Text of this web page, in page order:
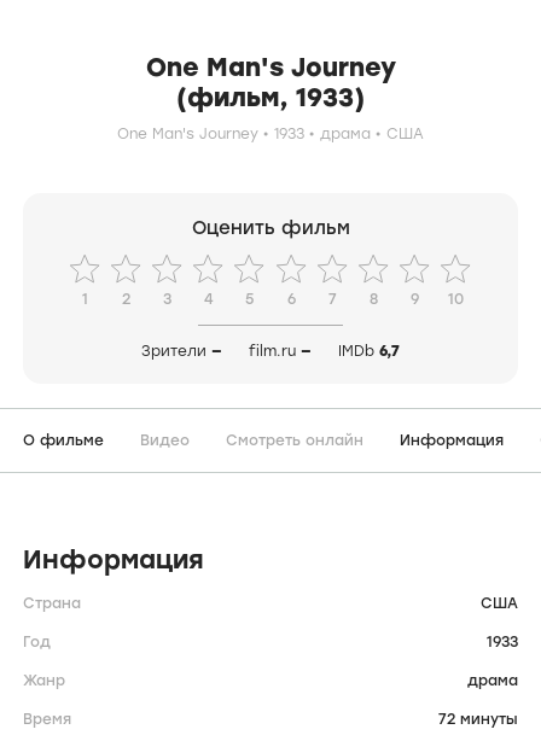
One Man's Journey
(фильм, 1933)
One Man's Journey 1933 драма США
Оценить фильм
1 2 3 4 5 6 7 8 9 10
Зрители — film.ru — IMDb 6,7
О фильме Видео Смотреть онлайн Информация
Информация
Страна США
Год 1933
Жанр драма
Время 72 минуты